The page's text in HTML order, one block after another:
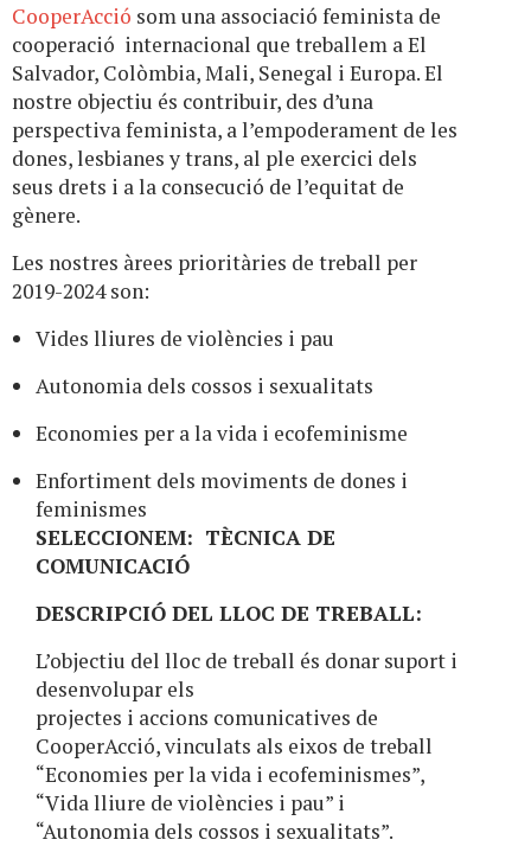
CooperAcció som una associació feminista de
cooperació internacional que treballem a El
Salvador, Colòmbia, Mali, Senegal i Europa. El
nostre objectiu és contribuir, des d’una
perspectiva feminista, a l’empoderament de les
dones, lesbianes y trans, al ple exercici dels
seus drets i a la consecució de l’equitat de
gènere.
Les nostres àrees prioritàries de treball per
2019-2024 son:
Vides lliures de violències i pau
Autonomia dels cossos i sexualitats
Economies per a la vida i ecofeminisme
Enfortiment dels moviments de dones i
feminismes
SELECCIONEM: TÈCNICA DE
COMUNICACIÓ
DESCRIPCIÓ DEL LLOC DE TREBALL:
L’objectiu del lloc de treball és donar suport i
desenvolupar els
projectes i accions comunicatives de
CooperAcció, vinculats als eixos de treball
“Economies per la vida i ecofeminismes”,
“Vida lliure de violències i pau” i
“Autonomia dels cossos i sexualitats”.